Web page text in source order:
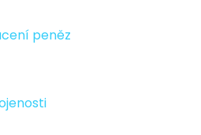
peněz